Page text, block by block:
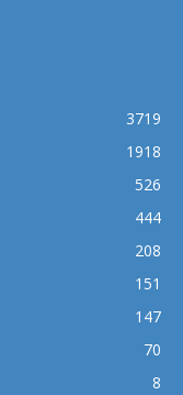
3719
1918
526
444
208
151
147
70
8